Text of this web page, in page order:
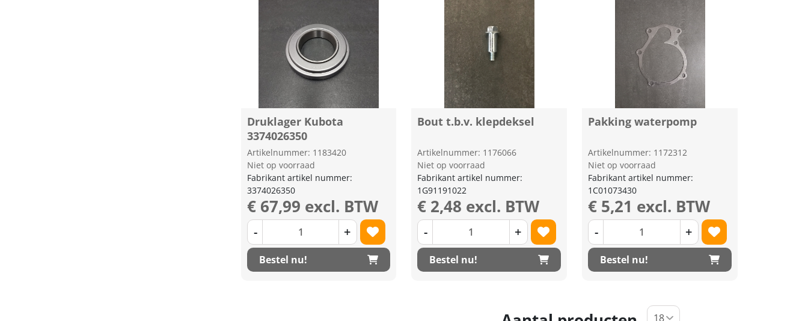
Druklager Kubota
3374026350
Artikelnummer: 1183420
Niet op voorraad
Fabrikant artikel nummer:
3374026350
€ 67,99 excl. BTW
- +
Bestel nu!
Bout t.b.v. klepdeksel
Artikelnummer: 1176066
Niet op voorraad
Fabrikant artikel nummer:
1G91191022
€ 2,48 excl. BTW
- +
Bestel nu!
Pakking waterpomp
Artikelnummer: 1172312
Niet op voorraad
Fabrikant artikel nummer:
1C01073430
€ 5,21 excl. BTW
- +
Bestel nu!